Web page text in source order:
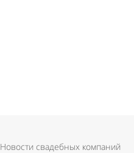
Новости свадебных компаний